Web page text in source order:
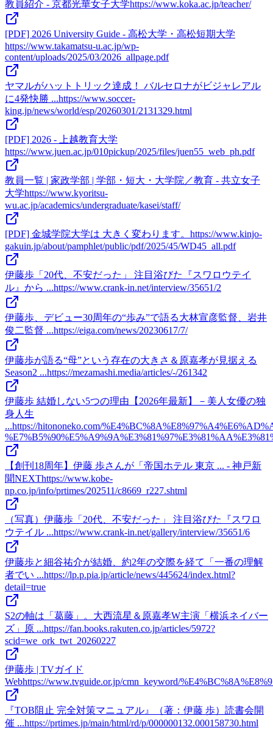
教員紹介 - 京都光華女子大学https://www.koka.ac.jp/teacher/
[PDF] 2026 University Guide - 高松大学・高松短期大学
https://www.takamatsu-u.ac.jp/wp-
content/uploads/2025/03/2026_allpage.pdf
ヤマルがハットトリック達成！ バルセロナがビジャレアル
に4発快勝 ...https://www.soccer-
king.jp/news/world/esp/20260301/2131329.html
[PDF] 2026 - 上越教育大学
https://www.juen.ac.jp/010pickup/2025/files/juen55_web_ph.pdf
教員一覧 | 家政学部 | 学部・短大・大学院／教育 - 共立女子
大学https://www.kyoritsu-
wu.ac.jp/academics/undergraduate/kasei/staff/
[PDF] 金城学院大学は 大きく変わります。 https://www.kinjo-
gakuin.jp/about/pamphlet/public/pdf/2025/45/WD45_all.pdf
伊藤歩「20代、不安だった」 注目浴びた『スワロウテイ
ル』から ...https://www.crank-in.net/interview/35651/2
伊藤歩、デビュー30周年の“歩み”で語る大林宣彦監督、岩井
俊二監督 ...https://eiga.com/news/20230617/7/
伊藤歩が語る“母”という存在の大きさ＆原嘉孝が見据える
Season2 ...https://mezamashi.media/articles/-/261342
伊藤歩 結婚しない5つの理由【2026年最新】－美人女優の独
身人生
...https://hitononeko.com/
【創刊18周年】伊藤 歩さんが「帝国ホテル 東京 ... - 神戸新
聞NEXThttps://www.kobe-
np.co.jp/info/prtimes/202511/c8669_r227.shtml
（写真）伊藤歩「20代、不安だった」 注目浴びた『スワロ
ウテイル ...https://www.crank-in.net/gallery/interview/35651/6
伊藤歩と細谷祐介が結婚、約2年の交際を経て「一番の理解
者でい ...https://lp.p.pia.jp/article/news/445624/index.html?
detail=true
S2の軸は「葛藤」。大西流星＆原嘉孝W主演「横浜ネイバー
ズ」原 ...https://fan.books.rakuten.co.jp/articles/5972?
scid=we_ork_twt_20260227
伊藤歩 | TVガイド
Webhttps://www.tvguide.or.jp/cmn_keyword/
『TOB阻止 完全対策マニュアル』（著：伊藤 歩）読書会開
催 ...https://prtimes.jp/main/html/rd/p/000000132.000158730.html